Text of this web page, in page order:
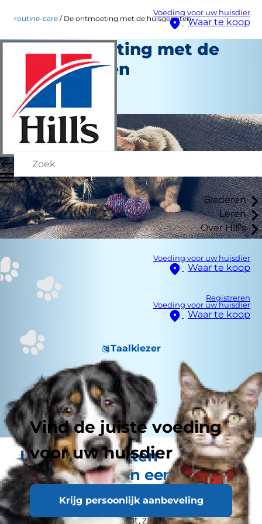
Voeding voor uw huisdier
Waar te koop
Bladeren
Leren
Over Hill's
Voeding voor uw huisdier
Waar te koop
Registreren
Voeding voor uw huisdier
Waar te koop
Taalkiezer
Vind de juiste voeding
voor uw huisdier
Krijg persoonlijk aanbeveling
routine-care De ontmoeting met de huisgenoten
De ontmoeting met de
huisgenoten
Routinezorg
Medewerker auteur
Uw nieuwe kitten
voorstellen aan een andere
kat
Als u thuis al een kat hebt, zal ze waarschijnlijk